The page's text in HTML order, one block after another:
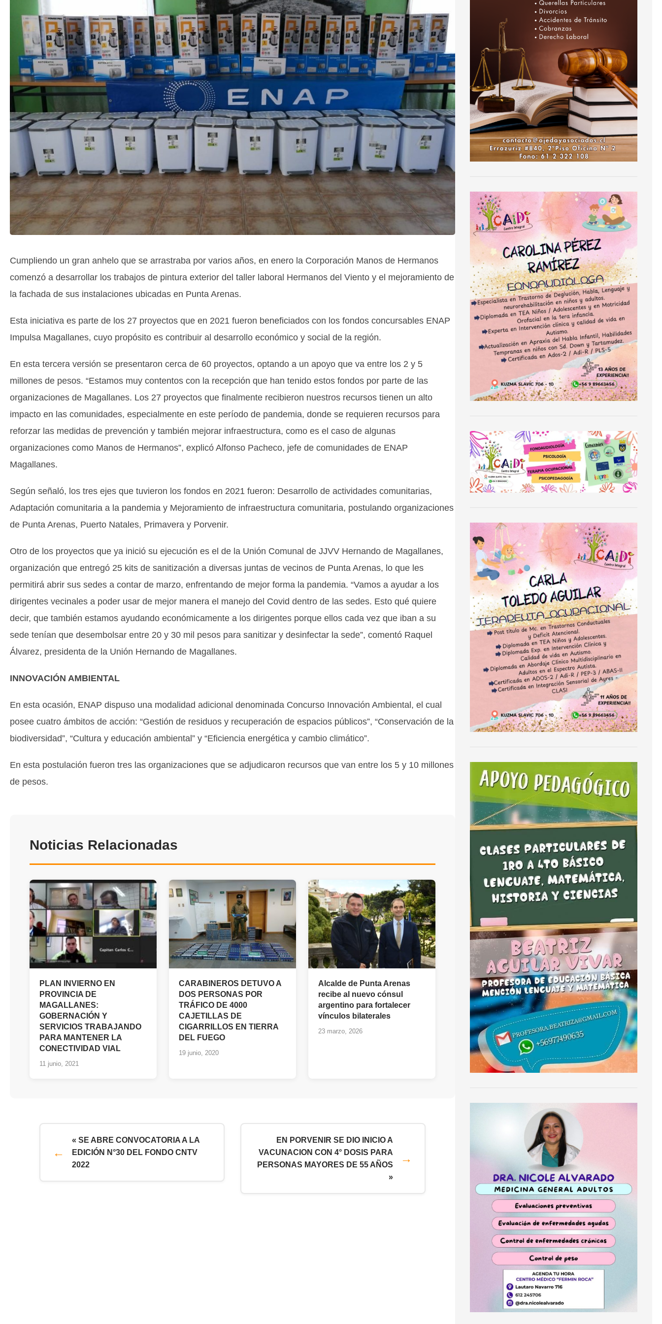
Cumpliendo un gran anhelo que se arrastraba por varios años, en enero la Corporación Manos de Hermanos
comenzó a desarrollar los trabajos de pintura exterior del taller laboral Hermanos del Viento y el mejoramiento de
la fachada de sus instalaciones ubicadas en Punta Arenas.
Esta iniciativa es parte de los 27 proyectos que en 2021 fueron beneficiados con los fondos concursables ENAP
Impulsa Magallanes, cuyo propósito es contribuir al desarrollo económico y social de la región.
En esta tercera versión se presentaron cerca de 60 proyectos, optando a un apoyo que va entre los 2 y 5
millones de pesos. “Estamos muy contentos con la recepción que han tenido estos fondos por parte de las
organizaciones de Magallanes. Los 27 proyectos que finalmente recibieron nuestros recursos tienen un alto
impacto en las comunidades, especialmente en este período de pandemia, donde se requieren recursos para
reforzar las medidas de prevención y también mejorar infraestructura, como es el caso de algunas
organizaciones como Manos de Hermanos”, explicó Alfonso Pacheco, jefe de comunidades de ENAP
Magallanes.
Según señaló, los tres ejes que tuvieron los fondos en 2021 fueron: Desarrollo de actividades comunitarias,
Adaptación comunitaria a la pandemia y Mejoramiento de infraestructura comunitaria, postulando organizaciones
de Punta Arenas, Puerto Natales, Primavera y Porvenir.
Otro de los proyectos que ya inició su ejecución es el de la Unión Comunal de JJVV Hernando de Magallanes,
organización que entregó 25 kits de sanitización a diversas juntas de vecinos de Punta Arenas, lo que les
permitirá abrir sus sedes a contar de marzo, enfrentando de mejor forma la pandemia. “Vamos a ayudar a los
dirigentes vecinales a poder usar de mejor manera el manejo del Covid dentro de las sedes. Esto qué quiere
decir, que también estamos ayudando económicamente a los dirigentes porque ellos cada vez que iban a su
sede tenían que desembolsar entre 20 y 30 mil pesos para sanitizar y desinfectar la sede”, comentó Raquel
Álvarez, presidenta de la Unión Hernando de Magallanes.
INNOVACIÓN AMBIENTAL
En esta ocasión, ENAP dispuso una modalidad adicional denominada Concurso Innovación Ambiental, el cual
posee cuatro ámbitos de acción: “Gestión de residuos y recuperación de espacios públicos”, “Conservación de la
biodiversidad”, “Cultura y educación ambiental” y “Eficiencia energética y cambio climático”.
En esta postulación fueron tres las organizaciones que se adjudicaron recursos que van entre los 5 y 10 millones
de pesos.
Noticias Relacionadas
PLAN INVIERNO EN
PROVINCIA DE
MAGALLANES:
GOBERNACIÓN Y
SERVICIOS TRABAJANDO
PARA MANTENER LA
CONECTIVIDAD VIAL
11 junio, 2021
CARABINEROS DETUVO A
DOS PERSONAS POR
TRÁFICO DE 4000
CAJETILLAS DE
CIGARRILLOS EN TIERRA
DEL FUEGO
19 junio, 2020
Alcalde de Punta Arenas
recibe al nuevo cónsul
argentino para fortalecer
vínculos bilaterales
23 marzo, 2026
« SE ABRE CONVOCATORIA A LA
EDICIÓN N°30 DEL FONDO CNTV
2022
EN PORVENIR SE DIO INICIO A
VACUNACION CON 4° DOSIS PARA
PERSONAS MAYORES DE 55 AÑOS
»